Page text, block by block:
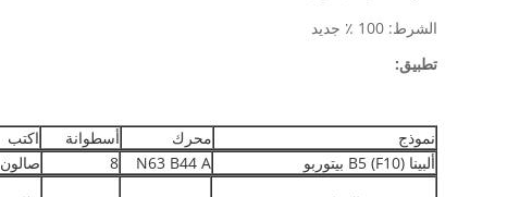
الشرط: 100 ٪ جديد
تطبيق:
نموذج محرك أسطوانة اكتب
ألبينا B5 (F10) بيتوربو
N63 B44 A
8 صالون